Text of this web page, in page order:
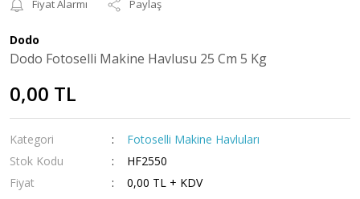
Fiyat Alarmı
Paylaş
Dodo
Dodo Fotoselli Makine Havlusu 25 Cm 5 Kg
0,00 TL
Kategori
Fotoselli Makine Havluları
Stok Kodu
HF2550
Fiyat
0,00 TL + KDV